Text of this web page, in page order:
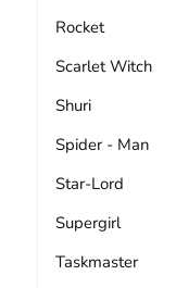
Rocket
Scarlet Witch
Shuri
Spider - Man
Star-Lord
Supergirl
Taskmaster